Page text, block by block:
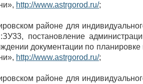
http://www.astrgorod.ru/;
районе для
постановление
документации по планировке
http://www.astrgorod.ru/;
районе для